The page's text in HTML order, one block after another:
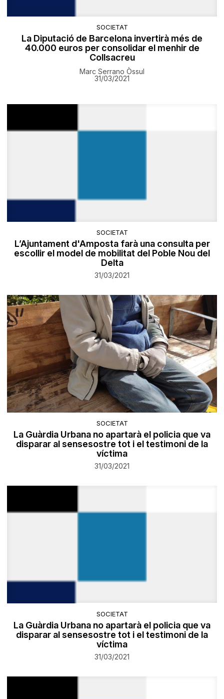
SOCIETAT
La Diputació de Barcelona invertirà més de
40.000 euros per consolidar el menhir de
Collsacreu
Marc Serrano Òssul
31/03/2021
SOCIETAT
L’Ajuntament d'Amposta farà una consulta per
escollir el model de mobilitat del Poble Nou del
Delta
31/03/2021
SOCIETAT
La Guàrdia Urbana no apartarà el policia que va
disparar al sensesostre tot i el testimoni de la
víctima
31/03/2021
SOCIETAT
La Guàrdia Urbana no apartarà el policia que va
disparar al sensesostre tot i el testimoni de la
víctima
31/03/2021